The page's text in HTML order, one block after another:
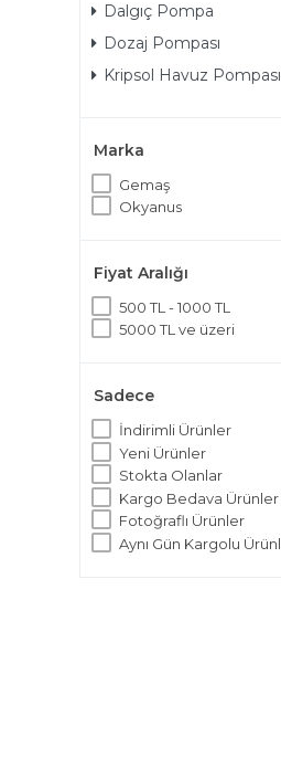
Dalgıç Pompa
Dozaj Pompası
Kripsol Havuz Pompası
Marka
Gemaş
Okyanus
Fiyat Aralığı
500 TL - 1000 TL
5000 TL ve üzeri
Sadece
İndirimli Ürünler
Yeni Ürünler
Stokta Olanlar
Kargo Bedava Ürünler
Fotoğraflı Ürünler
Aynı Gün Kargolu